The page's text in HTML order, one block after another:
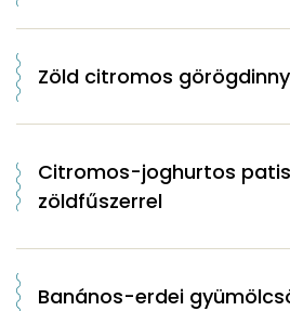
Zöld citromos
Citromos-joghurtos
zöldfűszerrel
Banános-erdei